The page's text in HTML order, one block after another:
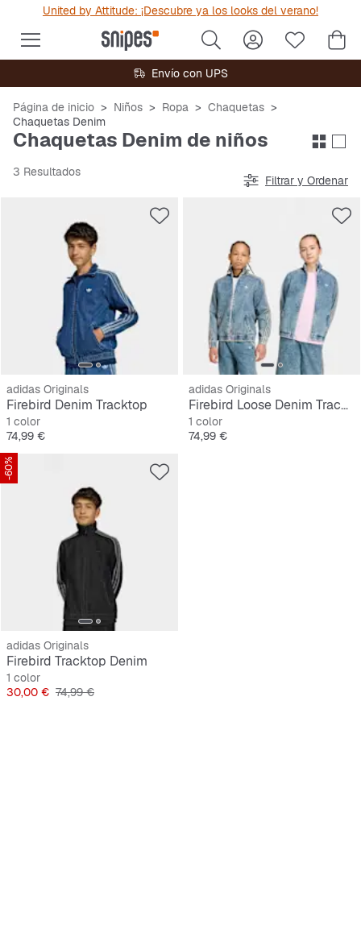
United by Attitude: ¡Descubre ya los looks del verano!
Envío con UPS
Página de inicio Niños Ropa
Chaquetas
Chaquetas Denim
Chaquetas Denim de niños
3 Resultados
Filtrar y Ordenar
adidas Originals
Firebird Denim Tracktop
1 color
Precio
74,99 €
adidas Originals
Firebird Loose Denim Track Top
1 color
Precio
74,99 €
-60%
adidas Originals
Firebird Tracktop Denim
1 color
Precio
30,00 € Precio original
74,99 €